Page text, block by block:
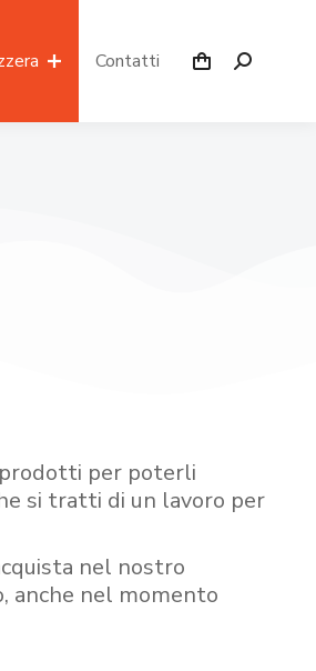
Contatti
per poterli
si tratti di un lavoro per
nel nostro
anche nel momento